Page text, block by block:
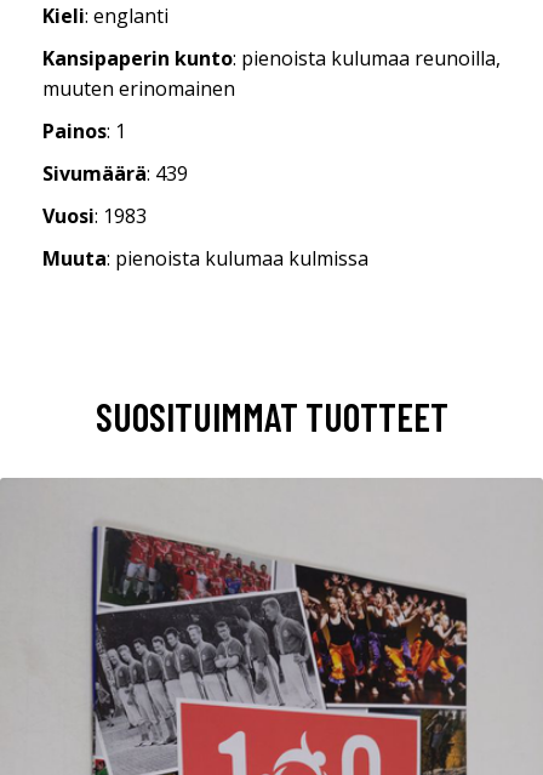
Kieli: englanti
Kansipaperin kunto: pienoista kulumaa reunoilla,
muuten erinomainen
Painos: 1
Sivumäärä: 439
Vuosi: 1983
Muuta: pienoista kulumaa kulmissa
SUOSITUIMMAT TUOTTEET